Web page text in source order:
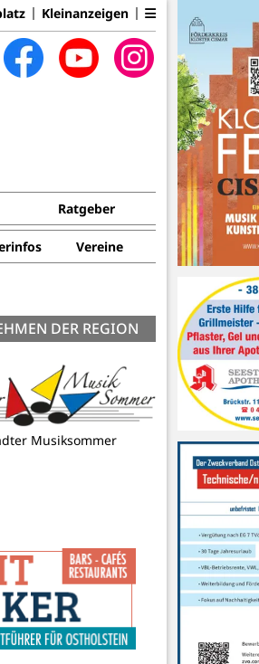
Kleinanzeigen
Ratgeber
Vereine
DER REGION
Neustadt